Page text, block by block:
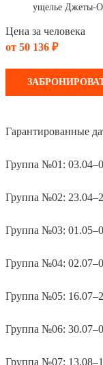
ущелье Джеты-
Цена за человека
от 50 136 ₽
Гарантированные
Группа №01:
Группа №02:
Группа №03:
Группа №04:
Группа №05:
Группа №06:
Группа №07: